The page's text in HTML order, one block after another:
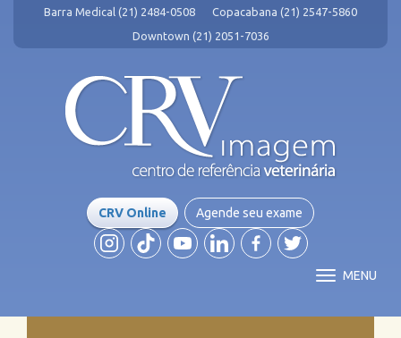
Barra Medical (21) 2484-0508
Copacabana (21) 2547-5860
Downtown (21) 2051-7036
CRV Online Agende seu exame
MENU